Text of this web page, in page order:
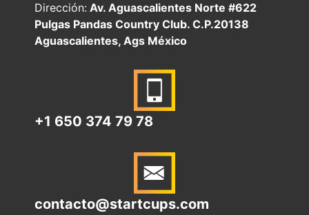
Dirección: Av. Aguascalientes Norte #622
Pulgas Pandas Country Club. C.P.20138
Aguascalientes, Ags México
+1 650 374 79 78
contacto@startcups.com